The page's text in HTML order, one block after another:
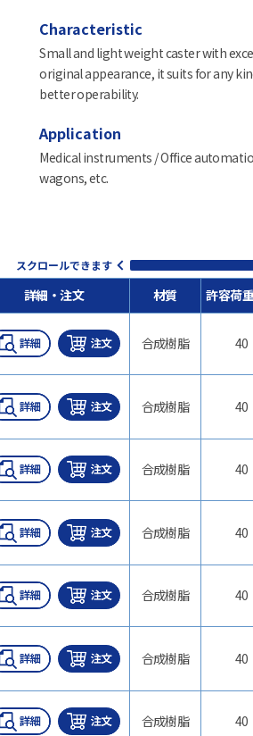
Characteristic
Small and light weight caster with
original appearance, it suits for any
better operability.
Application
Medical instruments / Office
wagons, etc.
スクロールできます
詳細・注文 材質 許容荷
合成樹脂 40
合成樹脂 40
合成樹脂 40
合成樹脂 40
合成樹脂 40
合成樹脂 40
合成樹脂 40